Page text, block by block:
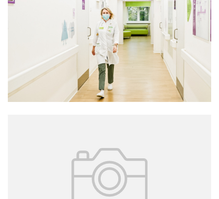
Пять детских поликлиник
После реконструкции открылись пять детских
городских поликлиник в районах Очаково-
Матвеевское, Бирюлёво Восточное, Ховрино,
Текстильщики и Строгино.